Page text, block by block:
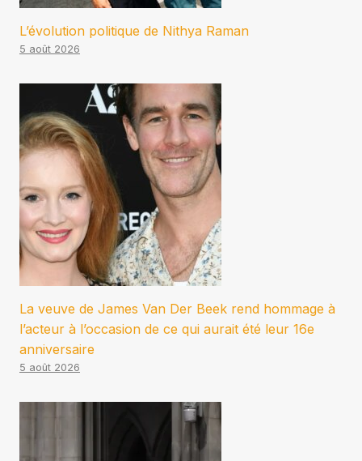
L’évolution politique de Nithya Raman
5 août 2026
La veuve de James Van Der Beek rend hommage à
l’acteur à l’occasion de ce qui aurait été leur 16e
anniversaire
5 août 2026